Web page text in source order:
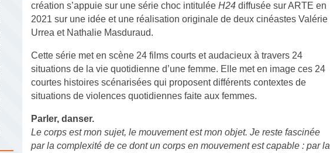
création s’appuie sur une série choc intitulée H24 diffusée sur ARTE en
2021 sur une idée et une réalisation originale de deux cinéastes Valérie
Urrea et Nathalie Masduraud.
Cette série met en scène 24 films courts et audacieux à travers 24
situations de la vie quotidienne d’une femme. Elle met en image ces 24
courtes histoires scénarisées qui proposent différents contextes de
situations de violences quotidiennes faite aux femmes.
Parler, danser.
Le corps est mon sujet, le mouvement est mon objet. Je reste fascinée
par la complexité de ce dont un corps en mouvement est capable : par la